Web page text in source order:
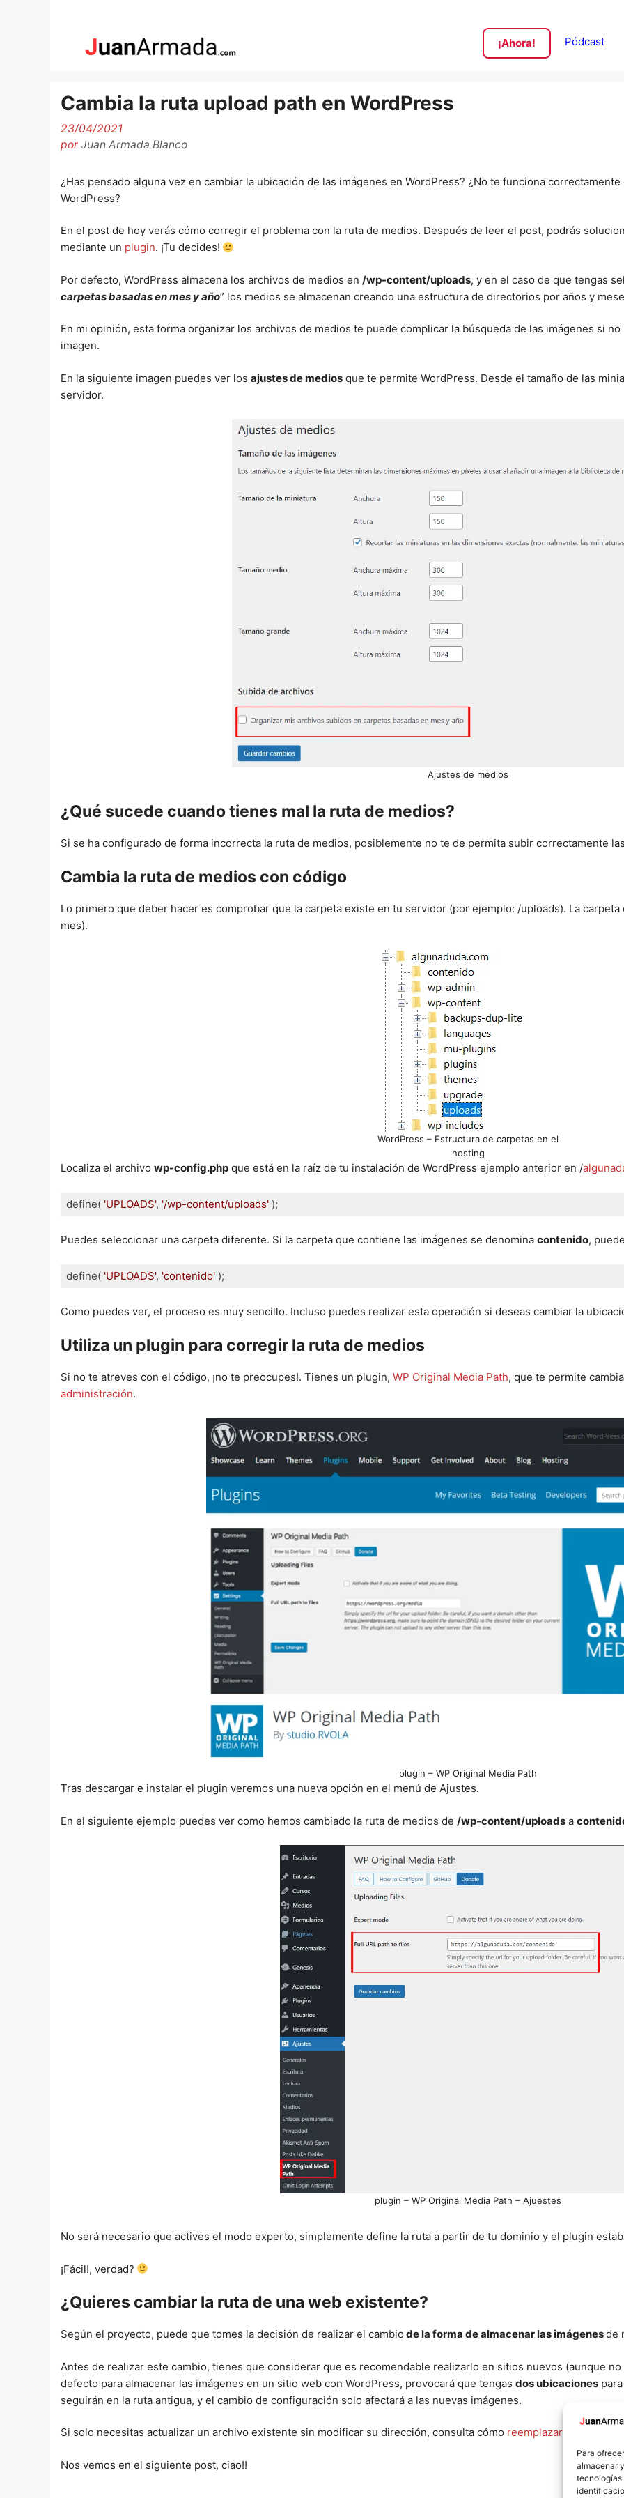
Para
almacenar
tecnologías
¡Ahora! Pódcast
Cambia la ruta upload path en WordPress
23/04/2021
porJuan Armada Blanco
¿Has pensado alguna vez en cambiar la ubicación de las imágenes en WordPress? ¿No te funciona
WordPress?
En el post de hoy verás cómo corregir el problema con la ruta de medios. Después de leer el post, podrás
mediante un plugin. ¡Tu decides!
Por defecto, WordPress almacena los archivos de medios en /wp-content/uploads, y en el caso de que tengas
carpetas basadas en mes y año” los medios se almacenan creando una estructura de directorios por años y
En mi opinión, esta forma organizar los archivos de medios te puede complicar la búsqueda de las imágenes si
imagen.
En la siguiente imagen puedes ver los ajustes de medios que te permite WordPress. Desde el tamaño de las
servidor.
Ajustes de medios
¿Qué sucede cuando tienes mal la ruta de medios?
Si se ha configurado de forma incorrecta la ruta de medios, posiblemente no te de permita subir correctamente
Cambia la ruta de medios con código
Lo primero que deber hacer es comprobar que la carpeta existe en tu servidor (por ejemplo: /uploads). La
mes).
WordPress – Estructura de carpetas en el
hosting
Localiza el archivo wp-config.php que está en la raíz de tu instalación de WordPress ejemplo anterior en /
define( 'UPLOADS', '/wp-content/uploads' );
Puedes seleccionar una carpeta diferente. Si la carpeta que contiene las imágenes se denomina contenido,
define( 'UPLOADS', 'contenido' );
Como puedes ver, el proceso es muy sencillo. Incluso puedes realizar esta operación si deseas cambiar la
Utiliza un plugin para corregir la ruta de medios
Si no te atreves con el código, ¡no te preocupes!. Tienes un plugin, WP Original Media Path, que te permite
administración.
plugin – WP Original Media Path
Tras descargar e instalar el plugin veremos una nueva opción en el menú de Ajustes.
En el siguiente ejemplo puedes ver como hemos cambiado la ruta de medios de /wp-content/uploads a
plugin – WP Original Media Path – Ajuestes
No será necesario que actives el modo experto, simplemente define la ruta a partir de tu dominio y el plugin
¡Fácil!, verdad?
¿Quieres cambiar la ruta de una web existente?
Según el proyecto, puede que tomes la decisión de realizar el cambio de la forma de almacenar las imágenesde
Antes de realizar este cambio, tienes que considerar que es recomendable realizarlo en sitios nuevos (aunque
defecto para almacenar las imágenes en un sitio web con WordPress, provocará que tengas dos ubicaciones
seguirán en la ruta antigua, y el cambio de configuración solo afectará a las nuevas imágenes.
Si solo necesitas actualizar un archivo existente sin modificar su dirección, consulta cómo reemplazar archivos
Nos vemos en el siguiente post, ciao!!